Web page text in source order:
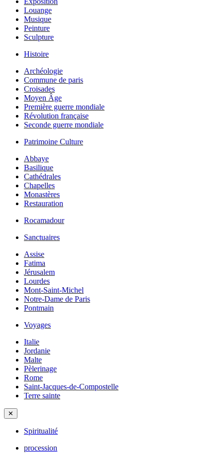
Louange
Musique
Peinture
Sculpture
Histoire
Archéologie
Commune de paris
Croisades
Moyen Âge
Première guerre mondiale
Révolution française
Seconde guerre mondiale
Patrimoine Culture
Abbaye
Basilique
Cathédrales
Chapelles
Monastères
Restauration
Rocamadour
Sanctuaires
Assise
Fatima
Jérusalem
Lourdes
Mont-Saint-Michel
Notre-Dame de Paris
Pontmain
Voyages
Italie
Jordanie
Malte
Pèlerinage
Rome
Saint-Jacques-de-Compostelle
Terre sainte
✕
Spiritualité
procession